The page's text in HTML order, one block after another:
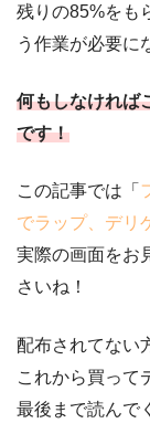
残りの85%をも
う作業が必要に
何もしなければ
です！
この記事では「
でラップ、デリ
実際の画面をお
さいね！
配布されてない
これから買って
最後まで読んで